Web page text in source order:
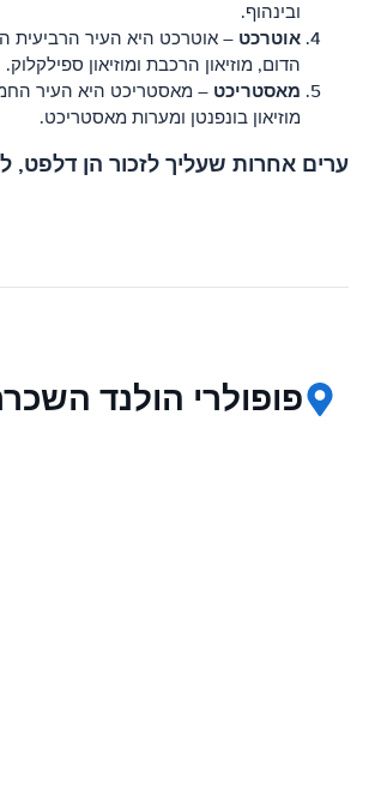
ובינהוף.
אוטרכט – אוטרכט היא העיר הרביעית
הדום, מוזיאון הרכבת ומוזיאון ספילקלוק.
מאסטריכט – מאסטריכט היא העיר
מוזיאון בונפנטן ומערות מאסטריכט.
ערים אחרות שעליך לזכור הן דלפט,
פופולרי הולנד